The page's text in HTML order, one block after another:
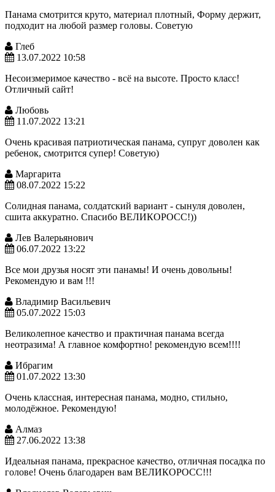
Панама смотрится круто, материал плотный, Форму держит,
подходит на любой размер головы. Советую
Глеб
13.07.2022 10:58
Несоизмеримое качество - всё на высоте. Просто класс!
Отличный сайт!
Любовь
11.07.2022 13:21
Очень красивая патриотическая панама, супруг доволен как
ребенок, смотрится супер! Советую)
Маргарита
08.07.2022 15:22
Солидная панама, солдатский вариант - сынуля доволен,
сшита аккуратно. Спасибо ВЕЛИКОРОСС!))
Лев Валерьянович
06.07.2022 13:22
Все мои друзья носят эти панамы! И очень довольны!
Рекомендую и вам !!!
Владимир Васильевич
05.07.2022 15:03
Великолепное качество и практичная панама всегда
неотразима! А главное комфортно! рекомендую всем!!!!
Ибрагим
01.07.2022 13:30
Очень классная, интересная панама, модно, стильно,
молодёжное. Рекомендую!
Алмаз
27.06.2022 13:38
Идеальная панама, прекрасное качество, отличная посадка по
голове! Очень благодарен вам ВЕЛИКОРОСС!!!